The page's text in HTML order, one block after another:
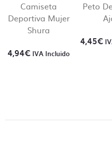
Camiseta
Deportiva Mujer
Shura
4,94€ IVA Incluido
Peto
4,45€